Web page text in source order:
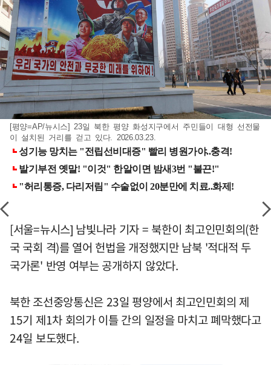
[평양=AP/뉴시스] 23일 북한 평양 화성지구에서 주민들이 대형 선전물
이 설치된 거리를 걷고 있다. 2026.03.23.
[서울=뉴시스] 남빛나라 기자 = 북한이 최고인민회의(한
국 국회 격)를 열어 헌법을 개정했지만 남북 '적대적 두
국가론' 반영 여부는 공개하지 않았다.
북한 조선중앙통신은 23일 평양에서 최고인민회의 제
15기 제1차 회의가 이틀 간의 일정을 마치고 폐막했다고
24일 보도했다.